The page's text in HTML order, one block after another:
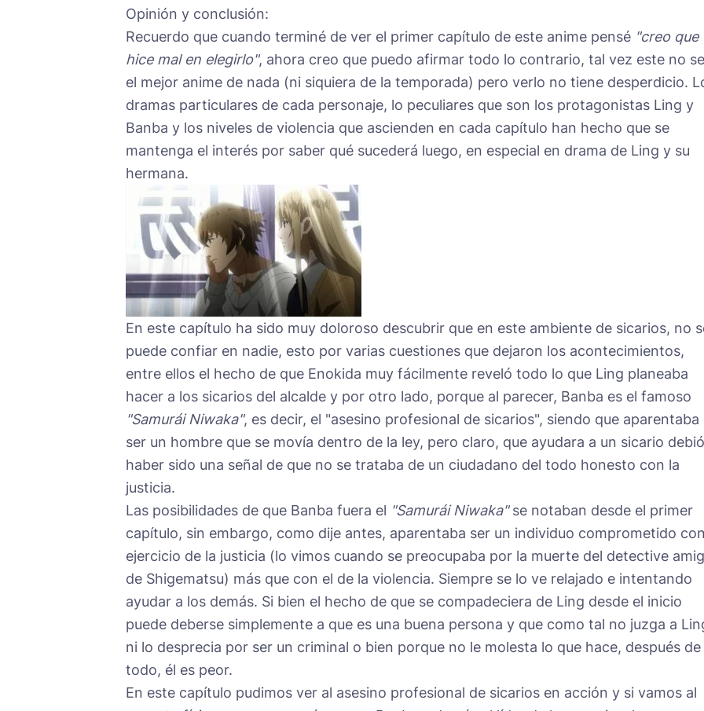
Opinión y conclusión:
Recuerdo que cuando terminé de ver el primer capítulo de este anime pensé "creo que
hice mal en elegirlo", ahora creo que puedo afirmar todo lo contrario, tal vez este no
el mejor anime de nada (ni siquiera de la temporada) pero verlo no tiene desperdicio.
dramas particulares de cada personaje, lo peculiares que son los protagonistas Ling y
Banba y los niveles de violencia que ascienden en cada capítulo han hecho que se
mantenga el interés por saber qué sucederá luego, en especial en drama de Ling y su
hermana.
En este capítulo ha sido muy doloroso descubrir que en este ambiente de sicarios, no
puede confiar en nadie, esto por varias cuestiones que dejaron los acontecimientos,
entre ellos el hecho de que Enokida muy fácilmente reveló todo lo que Ling planeaba
hacer a los sicarios del alcalde y por otro lado, porque al parecer, Banba es el famoso
"Samurái Niwaka", es decir, el "asesino profesional de sicarios", siendo que aparentaba
ser un hombre que se movía dentro de la ley, pero claro, que ayudara a un sicario debió
haber sido una señal de que no se trataba de un ciudadano del todo honesto con la
justicia.
Las posibilidades de que Banba fuera el "Samurái Niwaka"se notaban desde el primer
capítulo, sin embargo, como dije antes, aparentaba ser un individuo comprometido
ejercicio de la justicia (lo vimos cuando se preocupaba por la muerte del detective
de Shigematsu) más que con el de la violencia. Siempre se lo ve relajado e intentando
ayudar a los demás. Si bien el hecho de que se compadeciera de Ling desde el inicio
puede deberse simplemente a que es una buena persona y que como tal no juzga a
ni lo desprecia por ser un criminal o bien porque no le molesta lo que hace, después de
todo, él es peor.
En este capítulo pudimos ver al asesino profesional de sicarios en acción y si vamos al